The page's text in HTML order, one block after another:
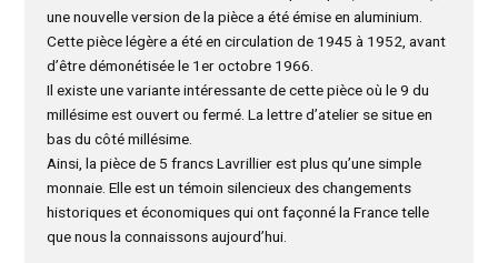
une nouvelle version de la pièce a été émise en aluminium.
Cette pièce légère a été en circulation de 1945 à 1952, avant
d’être démonétisée le 1er octobre 1966.
Il existe une variante intéressante de cette pièce où le 9 du
millésime est ouvert ou fermé. La lettre d’atelier se situe en
bas du côté millésime.
Ainsi, la pièce de 5 francs Lavrillier est plus qu’une simple
monnaie. Elle est un témoin silencieux des changements
historiques et économiques qui ont façonné la France telle
que nous la connaissons aujourd’hui.